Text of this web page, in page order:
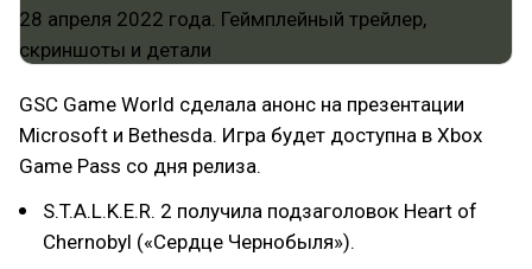
GSC Game World сделала анонс на презентации
Microsoft и Bethesda. Игра будет доступна в Xbox
Game Pass со дня релиза.
S.T.A.L.K.E.R. 2 получила подзаголовок Heart of
Chernobyl («Сердце Чернобыля»).